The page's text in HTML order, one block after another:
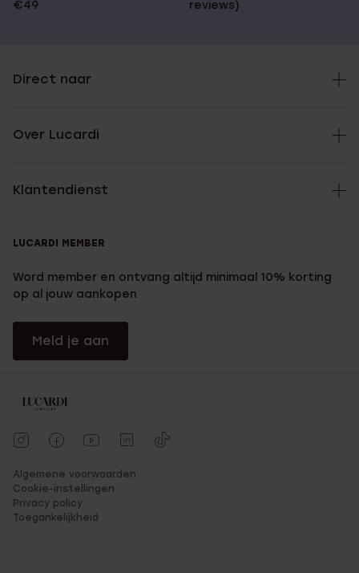
€49
reviews)
Direct naar
Over Lucardi
Klantendienst
LUCARDI MEMBER
Word member en ontvang altijd minimaal 10% korting
op al jouw aankopen
Meld je aan
Algemene voorwaarden
Cookie-instellingen
Privacy policy
Toegankelijkheid